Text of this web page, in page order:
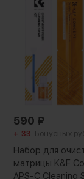
590 ₽
+ 33 Бонусных
Набор для
матрицы K&F
APS-C Cleaning